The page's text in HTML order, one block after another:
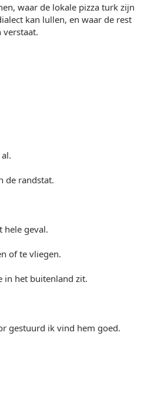
waar de lokale pizza turk zijn
kan lullen, en waar de rest
de randstat.
hele geval.
of te vliegen.
in het buitenland zit.
gestuurd ik vind hem goed.